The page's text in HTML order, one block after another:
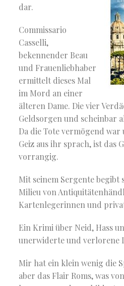
dar.
Commissario
Casselli,
bekennender Beau
und Frauenliebhaber
ermittelt dieses Mal
im Mord an einer
älteren Dame. Die vier
Geldsorgen und scheinbar
Da die Tote vermögend
Geiz aus ihr sprach, ist das
vorrangig.
Mit seinem Sergente begibt
Milieu von
Kartenlegerinnen und
Ein Krimi über Neid, Hass
unerwiderte und verlorene
Mir hat ein klein wenig die
aber das Flair Roms, was von